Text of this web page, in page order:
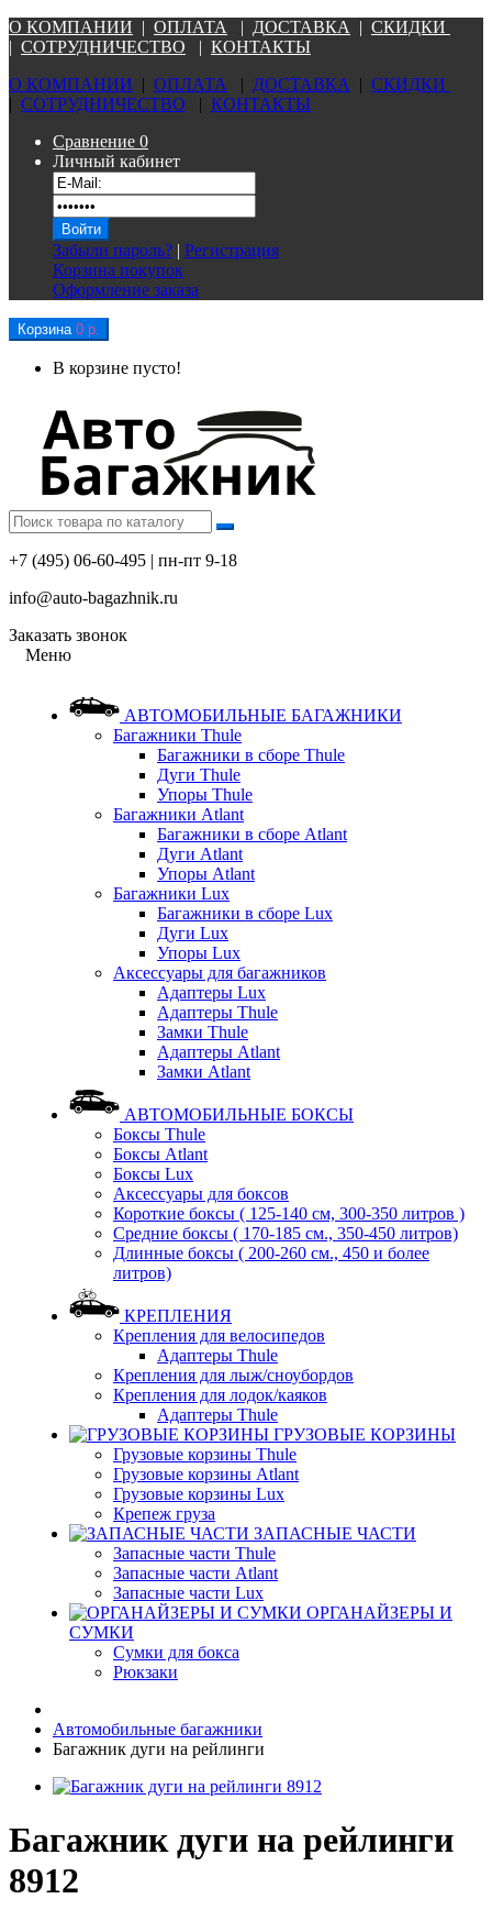
О КОМПАНИИ | ОПЛАТА | ДОСТАВКА | СКИДКИ
| СОТРУДНИЧЕСТВО | КОНТАКТЫ
О КОМПАНИИ | ОПЛАТА | ДОСТАВКА | СКИДКИ
| СОТРУДНИЧЕСТВО | КОНТАКТЫ
Сравнение 0
Личный кабинет
Забыли пароль? | Регистрация
Корзина покупок
Оформление заказа
Корзина 0 р.
В корзине пусто!
+7 (495) 06-60-495 | пн-пт 9-18
info@auto-bagazhnik.ru
Заказать звонок
Меню
АВТОМОБИЛЬНЫЕ БАГАЖНИКИ
Багажники Thule
Багажники в сборе Thule
Дуги Thule
Упоры Thule
Багажники Atlant
Багажники в сборе Atlant
Дуги Atlant
Упоры Atlant
Багажники Lux
Багажники в сборе Lux
Дуги Lux
Упоры Lux
Аксессуары для багажников
Адаптеры Lux
Адаптеры Thule
Замки Thule
Адаптеры Atlant
Замки Atlant
АВТОМОБИЛЬНЫЕ БОКСЫ
Боксы Thule
Боксы Atlant
Боксы Lux
Аксессуары для боксов
Короткие боксы ( 125-140 см, 300-350 литров )
Средние боксы ( 170-185 см., 350-450 литров)
Длинные боксы ( 200-260 см., 450 и более
литров)
КРЕПЛЕНИЯ
Крепления для велосипедов
Адаптеры Thule
Крепления для лыж/сноубордов
Крепления для лодок/каяков
Адаптеры Thule
ГРУЗОВЫЕ КОРЗИНЫ
Грузовые корзины Thule
Грузовые корзины Atlant
Грузовые корзины Lux
Крепеж груза
ЗАПАСНЫЕ ЧАСТИ
Запасные части Thule
Запасные части Atlant
Запасные части Lux
ОРГАНАЙЗЕРЫ И
СУМКИ
Сумки для бокса
Рюкзаки
Автомобильные багажники
Багажник дуги на рейлинги
Багажник дуги на рейлинги
8912